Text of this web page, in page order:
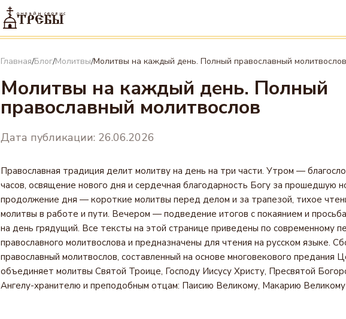
онлайн сервис
ТРЕБЫ
Главная/Блог/Молитвы/Молитвы на каждый день. Полный православный молитвослов
Молитвы на каждый день. Полный
православный молитвослов
Дата публикации: 26.06.2026
Православная традиция делит молитву на день на три части. Утром —
часов, освящение нового дня и сердечная благодарность Богу за прошедшую
продолжение дня — короткие молитвы перед делом и за трапезой, тихое
молитвы в работе и пути. Вечером — подведение итогов с покаянием и
на день грядущий. Все тексты на этой странице приведены по современному
православного молитвослова и предназначены для чтения на русском языке.
православный молитвослов, составленный на основе многовекового предания
объединяет молитвы Святой Троице, Господу Иисусу Христу, Пресвятой
Ангелу-хранителю и преподобным отцам: Паисию Великому, Макарию Великому